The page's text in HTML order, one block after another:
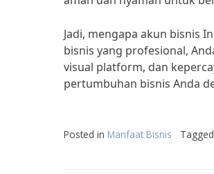
Jadi, mengapa akun bisnis
bisnis yang profesional,
visual platform, dan
pertumbuhan bisnis Anda
Posted in Manfaat Bisnis Tagged